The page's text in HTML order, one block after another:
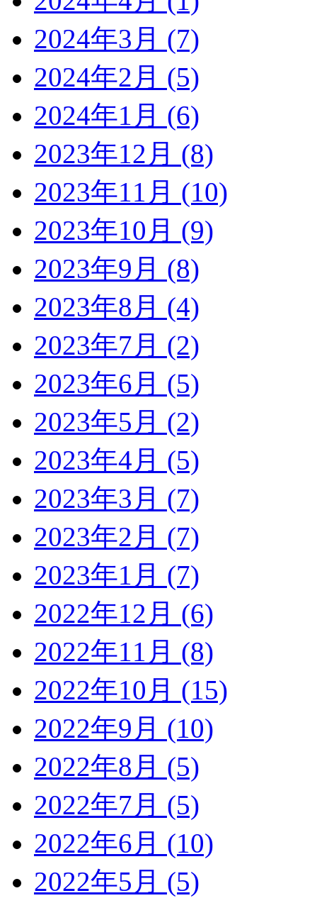
2024年3月 (7)
2024年2月 (5)
2024年1月 (6)
2023年12月 (8)
2023年11月 (10)
2023年10月 (9)
2023年9月 (8)
2023年8月 (4)
2023年7月 (2)
2023年6月 (5)
2023年5月 (2)
2023年4月 (5)
2023年3月 (7)
2023年2月 (7)
2023年1月 (7)
2022年12月 (6)
2022年11月 (8)
2022年10月 (15)
2022年9月 (10)
2022年8月 (5)
2022年7月 (5)
2022年6月 (10)
2022年5月 (5)